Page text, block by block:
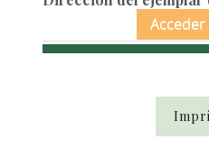
Acceder